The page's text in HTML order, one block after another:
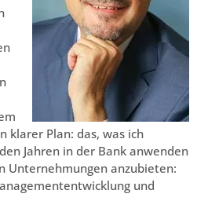
klarer Plan: das, was ich
Jahren in der Bank anwenden
Unternehmungen anzubieten:
und